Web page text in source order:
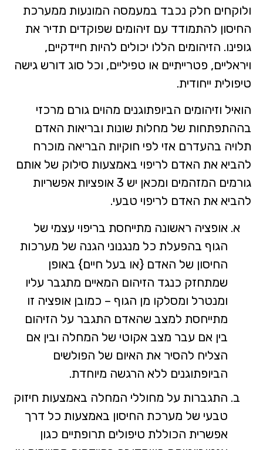
ולוקחים חלק נכבד במעמסה המונעות ממערכת
החיסון להתמודד עם זיהומים שפוקדים תדיר את
גופינו. הזיהומים הללו יכולים להיות חיידקיים,
ויראליים, פטרייתיים או טפיליים, וכל סוג דורש גישה
טיפולית ייחודית.
הואיל וזיהומים הביופתוגנים מהוים גורם מרכזי
בההתפתחות של מחלות שונות ובריאות האדם
תלויה בהעדרם אזי לפי חוקיות הבריאה מוכרח
להביא את האדם לריפוי באמצעות סילוק של אותם
גורמים המזהמים ומכאן יש 3 אופציות אפשריות
להביא את האדם לריפוי טבעי.
אופציה ראשונה מתייחסת בריפוי עצמי של
הגוף בהפעלת כל מנגנוני הגנה של מערכות
החיסון של האדם {או בעל חיים} באופן
שמתחזק כנגד הזיהום המאיים מתגבר עליו
ומנטרל ומסלקו מן הגוף – כמובן אופציה זו
מתייחסת למצב שהאדם התגבר על הזיהום
בין אם עבר מצב אקוטי של המחלה ובין אם
הצליח להסיר את האיום של הפולשים
הביופתוגנים ללא הרגשה מיוחדת.
התגברות על מחוללי המחלה באמצעות חיזוק
טבעי של מערכת החיסון באמצעות כל דרך
אפשרית הכוללת טיפולים תרופתיים כגון